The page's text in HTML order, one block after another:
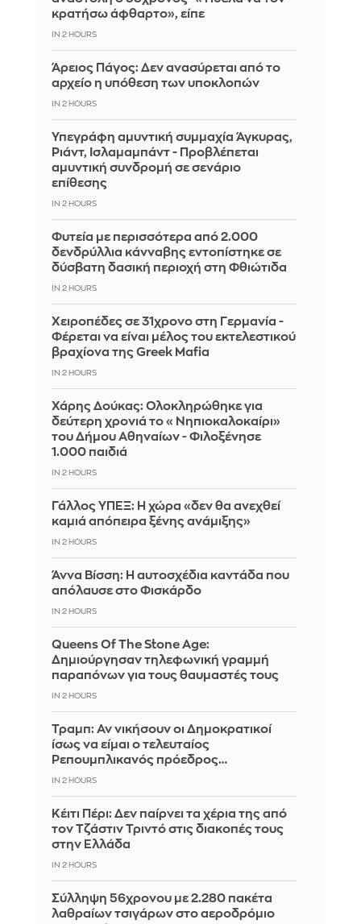
κρατήσω άφθαρτο», είπε
IN 2 HOURS
Άρειος Πάγος: Δεν ανασύρεται από το
αρχείο η υπόθεση των υποκλοπών
IN 2 HOURS
Υπεγράφη αμυντική συμμαχία Άγκυρας,
Ριάντ, Ισλαμαμπάντ - Προβλέπεται
αμυντική συνδρομή σε σενάριο
επίθεσης
IN 2 HOURS
Φυτεία με περισσότερα από 2.000
δενδρύλλια κάνναβης εντοπίστηκε σε
δύσβατη δασική περιοχή στη Φθιώτιδα
IN 2 HOURS
Χειροπέδες σε 31χρονο στη Γερμανία -
Φέρεται να είναι μέλος του εκτελεστικού
βραχίονα της Greek Mafia
IN 2 HOURS
Χάρης Δούκας: Ολοκληρώθηκε για
δεύτερη χρονιά το «Νηπιοκαλοκαίρι»
του Δήμου Αθηναίων - Φιλοξένησε
1.000 παιδιά
IN 2 HOURS
Γάλλος ΥΠΕΞ: Η χώρα «δεν θα ανεχθεί
καμιά απόπειρα ξένης ανάμιξης»
IN 2 HOURS
Άννα Βίσση: Η αυτοσχέδια καντάδα που
απόλαυσε στο Φισκάρδο
IN 2 HOURS
Queens Of The Stone Age:
Δημιούργησαν τηλεφωνική γραμμή
παραπόνων για τους θαυμαστές τους
IN 2 HOURS
Τραμπ: Αν νικήσουν οι Δημοκρατικοί
ίσως να είμαι ο τελευταίος
Ρεπουμπλικανός πρόεδρος…
IN 2 HOURS
Κέιτι Πέρι: Δεν παίρνει τα χέρια της από
τον Τζάστιν Τριντό στις διακοπές τους
στην Ελλάδα
IN 2 HOURS
Σύλληψη 56χρονου με 2.280 πακέτα
λαθραίων τσιγάρων στο αεροδρόμιο